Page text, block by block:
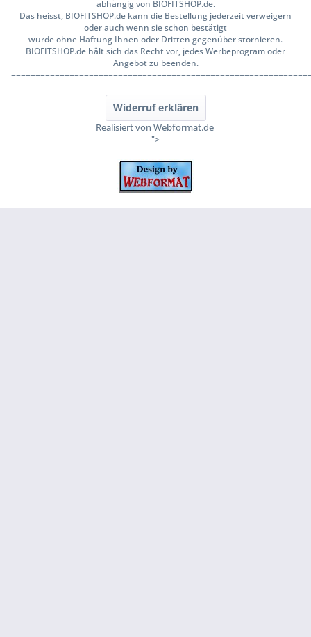
abhängig von BIOFITSHOP.de.
Das heisst, BIOFITSHOP.de kann die Bestellung jederzeit verweigern
oder auch wenn sie schon bestätigt
wurde ohne Haftung Ihnen oder Dritten gegenüber stornieren.
BIOFITSHOP.de hält sich das Recht vor, jedes Werbeprogram oder
Angebot zu beenden.
Widerruf erklären
Realisiert von Webformat.de
">